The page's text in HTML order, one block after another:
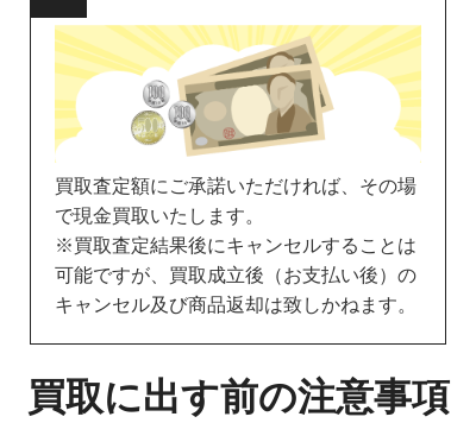
買取査定額にご承諾いただければ、その場
で現金買取いたします。
※買取査定結果後にキャンセルすることは
可能ですが、買取成立後（お支払い後）の
キャンセル及び商品返却は致しかねます。
買取に出す前の注意事項